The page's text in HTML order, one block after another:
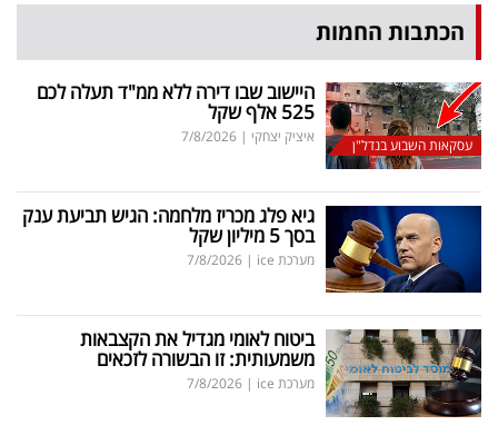
הכתבות החמות
עסקאות השבוע בנדל"ן
היישוב שבו דירה ללא ממ"ד תעלה לכם
525 אלף שקל
איציק יצחקי |
7/8/2026
גיא פלג מכריז מלחמה: הגיש תביעת ענק
בסך 5 מיליון שקל
מערכת ice |
7/8/2026
ביטוח לאומי מגדיל את הקצבאות
משמעותית: זו הבשורה לזכאים
מערכת ice |
7/8/2026